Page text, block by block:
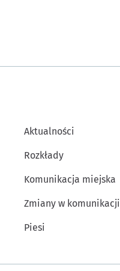
Aktualności
Rozkłady
Komunikacja miejska
Zmiany w komunikacji
Piesi